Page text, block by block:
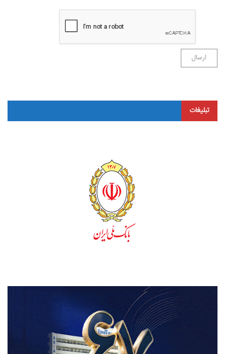
تبلیغات